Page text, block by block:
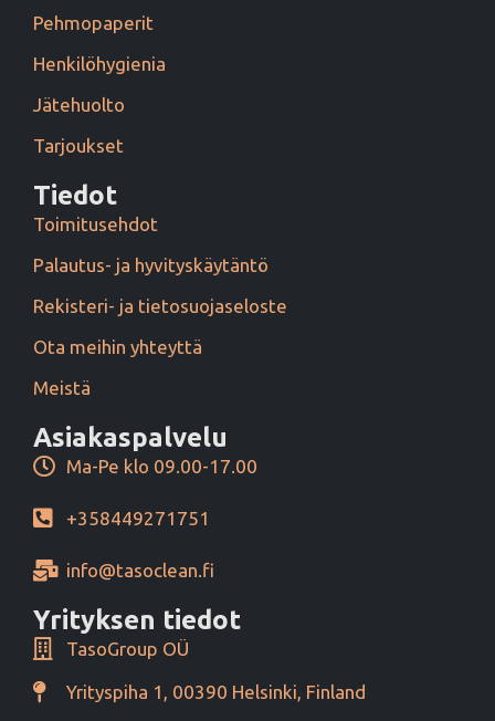
Pehmopaperit
Henkilöhygienia
Jätehuolto
Tarjoukset
Tiedot
Toimitusehdot
Palautus- ja hyvityskäytäntö
Rekisteri- ja tietosuojaseloste
Ota meihin yhteyttä
Meistä
Asiakaspalvelu
Ma-Pe klo 09.00-17.00
+358449271751
info@tasoclean.fi
Yrityksen tiedot
TasoGroup OÜ
Yrityspiha 1, 00390 Helsinki, Finland